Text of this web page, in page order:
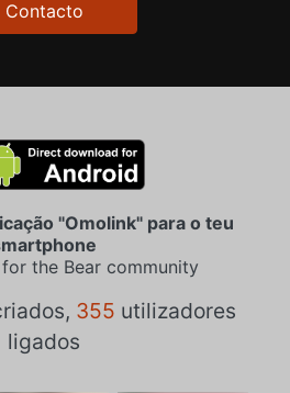
Contacto
"Omolink" para o teu
the Bear community
355 utilizadores
ligados